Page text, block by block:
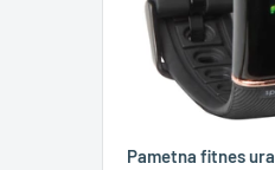
Pametna fitnes ura